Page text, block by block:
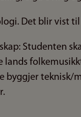
Det blir vist
Studenten
lands
byggjer teknisk/